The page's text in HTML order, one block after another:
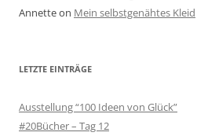
Annetteon Mein selbstgenähtes Kleid
LETZTE EINTRÄGE
Ausstellung “100 Ideen von Glück”
#20Bücher – Tag 12